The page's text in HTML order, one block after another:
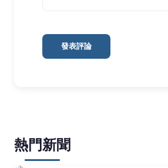
發表評論
熱門新聞